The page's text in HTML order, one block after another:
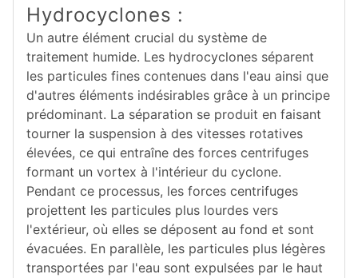
Hydrocyclones :
Un autre élément crucial du système de
traitement humide. Les hydrocyclones séparent
les particules fines contenues dans l'eau ainsi que
d'autres éléments indésirables grâce à un principe
prédominant. La séparation se produit en faisant
tourner la suspension à des vitesses rotatives
élevées, ce qui entraîne des forces centrifuges
formant un vortex à l'intérieur du cyclone.
Pendant ce processus, les forces centrifuges
projettent les particules plus lourdes vers
l'extérieur, où elles se déposent au fond et sont
évacuées. En parallèle, les particules plus légères
transportées par l'eau sont expulsées par le haut